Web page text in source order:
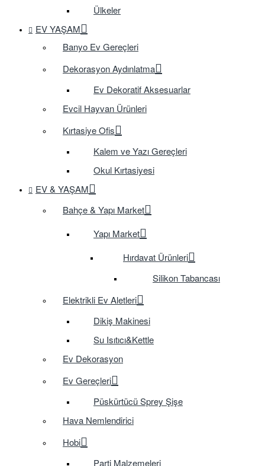
Ülkeler
EV YAŞAM
Banyo Ev Gereçleri
Dekorasyon Aydınlatma
Ev Dekoratif Aksesuarlar
Evcil Hayvan Ürünleri
Kırtasiye Ofis
Kalem ve Yazı Gereçleri
Okul Kırtasiyesi
EV & YAŞAM
Bahçe & Yapı Market
Yapı Market
Hırdavat Ürünleri
Silikon Tabancası
Elektrikli Ev Aletleri
Dikiş Makinesi
Su Isıtıcı&Kettle
Ev Dekorasyon
Ev Gereçleri
Püskürtücü Sprey Şişe
Hava Nemlendirici
Hobi
Parti Malzemeleri